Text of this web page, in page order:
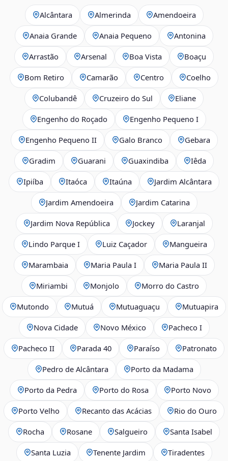
Alcântara Almerinda Amendoeira
Anaia Grande Anaia Pequeno Antonina
Arrastão Arsenal Boa Vista Boaçu
Bom Retiro Camarão Centro Coelho
Colubandê Cruzeiro do Sul Eliane
Engenho do Roçado Engenho Pequeno I
Engenho Pequeno II Galo Branco Gebara
Gradim Guarani Guaxindiba Iêda
Ipiíba Itaóca Itaúna Jardim Alcântara
Jardim Amendoeira Jardim Catarina
Jardim Nova República Jockey Laranjal
Lindo Parque I Luiz Caçador Mangueira
Marambaia Maria Paula I Maria Paula II
Miriambi Monjolo Morro do Castro
Mutondo Mutuá Mutuaguaçu Mutuapira
Nova Cidade Novo México Pacheco I
Pacheco II Parada 40 Paraíso Patronato
Pedro de Alcântara Porto da Madama
Porto da Pedra Porto do Rosa Porto Novo
Porto Velho Recanto das Acácias Rio do Ouro
Rocha Rosane Salgueiro Santa Isabel
Santa Luzia Tenente Jardim Tiradentes